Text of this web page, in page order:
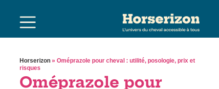
Horserizon » Oméprazole pour cheval : utilité, posologie, prix et
risques
Oméprazole pour